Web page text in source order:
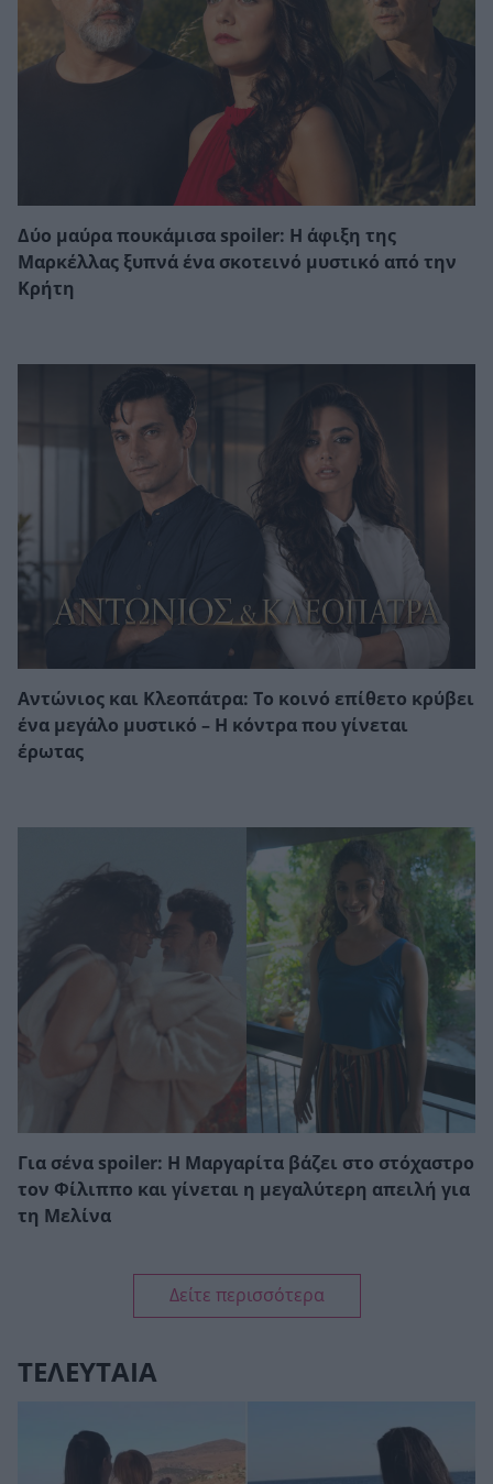
Δύο μαύρα πουκάμισα spoiler: Η άφιξη της
Μαρκέλλας ξυπνά ένα σκοτεινό μυστικό από την
Κρήτη
Αντώνιος και Κλεοπάτρα: Το κοινό επίθετο κρύβει
ένα μεγάλο μυστικό – Η κόντρα που γίνεται
έρωτας
Για σένα spoiler: Η Μαργαρίτα βάζει στο στόχαστρο
τον Φίλιππο και γίνεται η μεγαλύτερη απειλή για
τη Μελίνα
Δείτε περισσότερα
ΤΕΛΕΥΤΑΙΑ